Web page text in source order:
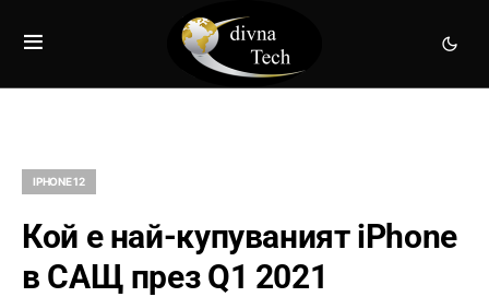
IPHONE 12
Кой е най-купуваният iPhone
в САЩ през Q1 2021